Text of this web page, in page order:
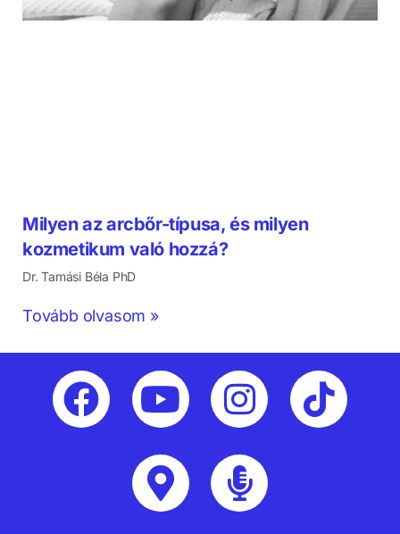
Milyen az arcbőr-típusa, és milyen
kozmetikum való hozzá?
Dr. Tamási Béla PhD
Tovább olvasom »